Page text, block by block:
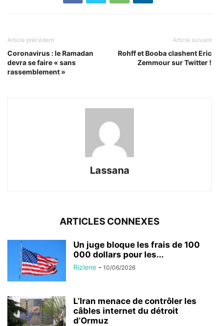
Article précédent
Coronavirus : le Ramadan
devra se faire « sans
rassemblement »
Article suivant
Rohff et Booba clashent Eric
Zemmour sur Twitter !
Lassana
ARTICLES CONNEXES
Un juge bloque les frais de 100
000 dollars pour les...
Rizlene - 10/06/2026
L’Iran menace de contrôler les
câbles internet du détroit
d’Ormuz